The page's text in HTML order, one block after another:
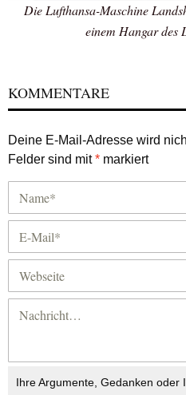
Die Lufthansa-Maschine
einem Hangar des
KOMMENTARE
Deine E-Mail-Adresse wird
Felder sind mit* markiert
Ihre Argumente, Gedanken oder